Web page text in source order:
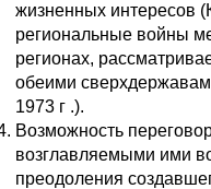
жизненных интересов
региональные войны
регионах,
обеими
1973 г .).
Возможность
возглавляемыми ими
преодоления